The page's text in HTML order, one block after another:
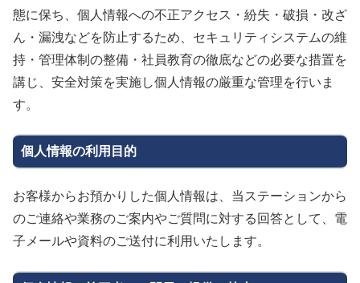
態に保ち、個人情報への不正アクセス・紛失・破損・改ざ
ん・漏洩などを防止するため、セキュリティシステムの維
持・管理体制の整備・社員教育の徹底などの必要な措置を
講じ、安全対策を実施し個人情報の厳重な管理を行いま
す。
個人情報の利用目的
お客様からお預かりした個人情報は、当ステーションから
のご連絡や業務のご案内やご質問に対する回答として、電
子メールや資料のご送付に利用いたします。